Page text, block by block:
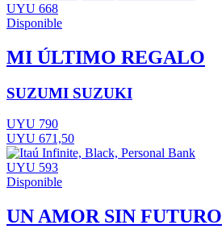
UYU 668
Disponible
MI ÚLTIMO REGALO
SUZUMI SUZUKI
UYU 790
UYU 671,50
UYU 593
Disponible
UN AMOR SIN FUTURO